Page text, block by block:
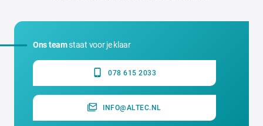
Ons teamstaat voor je klaar
078 615 2033
INFO@ALTEC.NL